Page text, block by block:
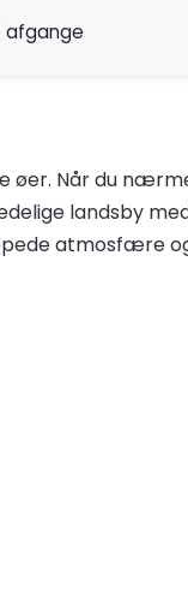
afgange
Når du
landsby
atmosfære